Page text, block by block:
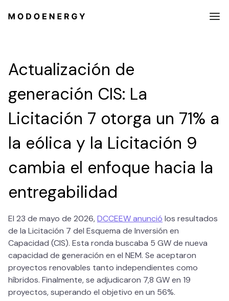
Actualización de
generación CIS: La
Licitación 7 otorga un 71% a
la eólica y la Licitación 9
cambia el enfoque hacia la
entregabilidad
El 23 de mayo de 2026,DCCEEW anunció los resultados
de la Licitación 7 del Esquema de Inversión en
Capacidad (CIS). Esta ronda buscaba 5 GW de nueva
capacidad de generación en el NEM. Se aceptaron
proyectos renovables tanto independientes como
híbridos. Finalmente, se adjudicaron 7,8 GW en 19
proyectos, superando el objetivo en un 56%.